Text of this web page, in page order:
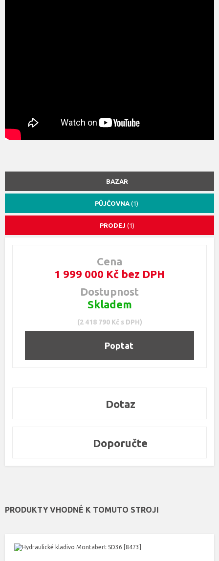
BAZAR
PŮJČOVNA (1)
PRODEJ (1)
Cena
1 999 000 Kč bez DPH
Dostupnost
Skladem
(2 418 790 Kč s DPH)
Poptat
Dotaz
Doporučte
PRODUKTY VHODNÉ K TOMUTO STROJI